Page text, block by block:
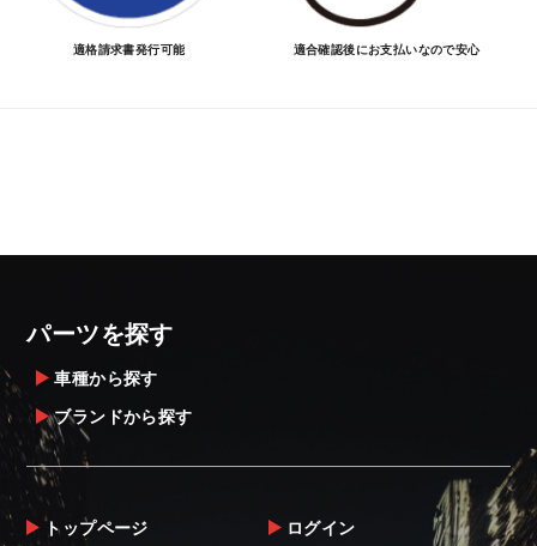
適格請求書発行可能 適合確認後にお支払いなので安心
パーツを探す
車種から探す
ブランドから探す
トップページ
ログイン